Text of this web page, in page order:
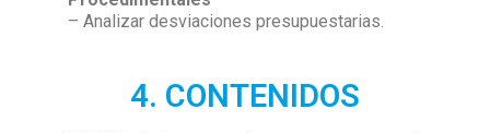
–Analizar desviaciones presupuestarias.
4. CONTENIDOS